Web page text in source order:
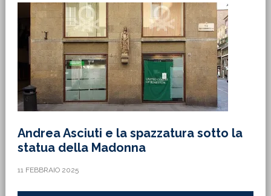
Andrea Asciuti e la spazzatura sotto la
statua della Madonna
11 FEBBRAIO 2025